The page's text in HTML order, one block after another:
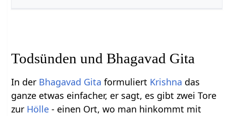
Todsünden und Bhagavad Gita
In der Bhagavad Gita formuliert Krishna das
ganze etwas einfacher, er sagt, es gibt zwei Tore
zur Hölle - einen Ort, wo man hinkommt mit